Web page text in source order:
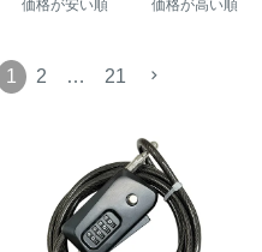
価格が安い順 価格が高い順
1 2 … 21
クビシン・ネズミ等）
防獣・防鳥ネット